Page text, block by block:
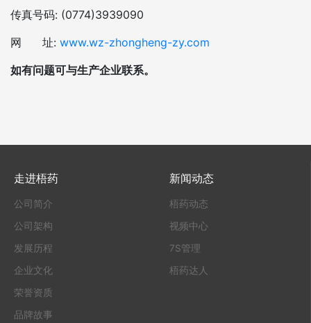
传真号码: (0774)3939090
网 址: www.wz-zhongheng-zy.com
如有问题可与生产企业联系。
走进梧药
公司简介
公司架构
发展历程
企业文化
荣誉资质
品牌故事
新闻动态
梧药动态
视频中心
7S管理
梧药达人